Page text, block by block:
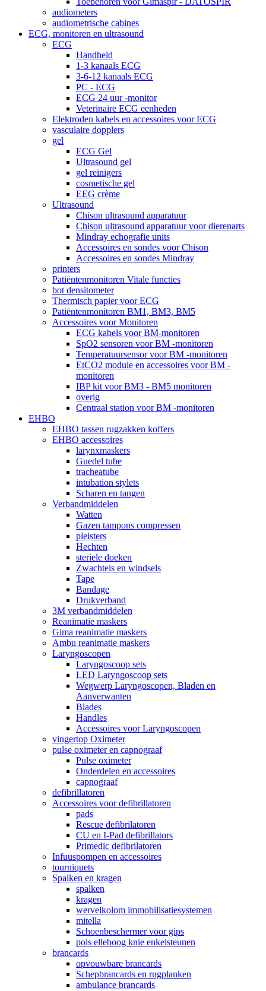
audiometers
audiometrische cabines
ECG, monitoren en ultrasound
ECG
Handheld
1-3 kanaals ECG
3-6-12 kanaals ECG
PC - ECG
ECG 24 uur -monitor
Veterinaire ECG eenheden
Elektroden kabels en accessoires voor ECG
vasculaire dopplers
gel
ECG Gel
Ultrasound gel
gel reinigers
cosmetische gel
EEG crème
Ultrasound
Chison ultrasound apparatuur
Chison ultrasound apparatuur voor dierenarts
Mindray echografie units
Accessoires en sondes voor Chison
Accessoires en sondes Mindray
printers
Patiëntenmonitoren Vitale functies
bot densitometer
Thermisch papier voor ECG
Patiëntenmonitoren BM1, BM3, BM5
Accessoires voor Monitoren
ECG kabels voor BM-monitoren
SpO2 sensoren voor BM -monitoren
Temperatuursensor voor BM -monitoren
EtCO2 module en accessoires voor BM -
monitoren
IBP kit voor BM3 - BM5 monitoren
overig
Centraal station voor BM -monitoren
EHBO
EHBO tassen rugzakken koffers
EHBO accessoires
larynxmaskers
Guedel tube
tracheatube
intubation stylets
Scharen en tangen
Verbandmiddelen
Watten
Gazen tampons compressen
pleisters
Hechten
steriele doeken
Zwachtels en windsels
Tape
Bandage
Drukverband
3M verbandmiddelen
Reanimatie maskers
Gima reanimatie maskers
Ambu reanimatie maskers
Laryngoscopen
Laryngoscoop sets
LED Laryngoscoop sets
Wegwerp Laryngoscopen, Bladen en
Aanverwanten
Blades
Handles
Accessoires voor Laryngoscopen
vingertop Oximeter
pulse oximeter en capnograaf
Pulse oximeter
Onderdelen en accessoires
capnograaf
defibrillatoren
Accessoires voor defibrillatoren
pads
Rescue defibrilatoren
CU en I-Pad defibrillators
Primedic defibrilatoren
Infuuspompen en accessoires
tourniquets
Spalken en kragen
spalken
kragen
wervelkolom immobilisatiesystemen
mitella
Schoenbeschermer voor gips
pols elleboog knie enkelsteunen
brancards
opvouwbare brancards
Schepbrancards en rugplanken
ambulance brancards